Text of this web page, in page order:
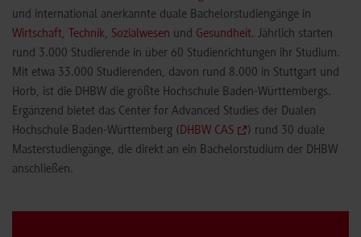
und international anerkannte duale Bachelorstudiengänge in
Wirtschaft, Technik, Sozialwesen und Gesundheit. Jährlich starten
rund 3.000 Studierende in über 60 Studienrichtungen ihr Studium.
Mit etwa 33.000 Studierenden, davon rund 8.000 in Stuttgart und
Horb, ist die DHBW die größte Hochschule Baden-Württembergs.
Ergänzend bietet das Center for Advanced Studies der Dualen
Hochschule Baden-Württemberg (DHBW CAS
) rund 30 duale
Masterstudiengänge, die direkt an ein Bachelorstudium der DHBW
anschließen.